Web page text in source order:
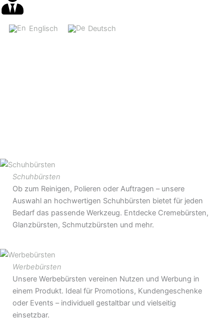
Englisch Deutsch
Schuhbürsten
Ob zum Reinigen, Polieren oder Auftragen – unsere
Auswahl an hochwertigen Schuhbürsten bietet für jeden
Bedarf das passende Werkzeug. Entdecke Cremebürsten,
Glanzbürsten, Schmutzbürsten und mehr.
Werbebürsten
Unsere Werbebürsten vereinen Nutzen und Werbung in
einem Produkt. Ideal für Promotions, Kundengeschenke
oder Events – individuell gestaltbar und vielseitig
einsetzbar.